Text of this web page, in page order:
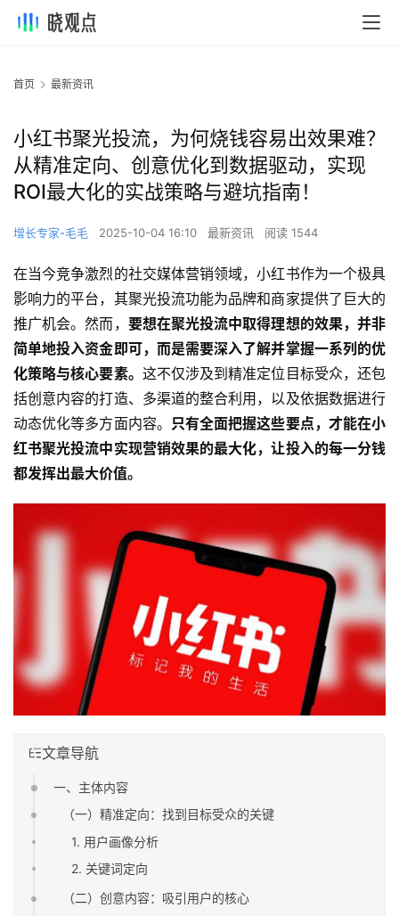
首页 最新资讯
小红书聚光投流，为何烧钱容易出效果难？
从精准定向、创意优化到数据驱动，实现
ROI最大化的实战策略与避坑指南！
增长专家-毛毛 2025-10-04 16:10 最新资讯 阅读 1544
在当今竞争激烈的社交媒体营销领域，小红书作为一个极具
影响力的平台，其聚光投流功能为品牌和商家提供了巨大的
推广机会。然而， 要想在聚光投流中取得理想的效果，并非
简单地投入资金即可，而是需要深入了解并掌握一系列的优
化策略与核心要素。 这不仅涉及到精准定位目标受众，还包
括创意内容的打造、多渠道的整合利用，以及依据数据进行
动态优化等多方面内容。 只有全面把握这些要点，才能在小
红书聚光投流中实现营销效果的最大化，让投入的每一分钱
都发挥出最大价值。
文章导航
一、主体内容
（一）精准定向：找到目标受众的关键
1. 用户画像分析
2. 关键词定向
（二）创意内容：吸引用户的核心